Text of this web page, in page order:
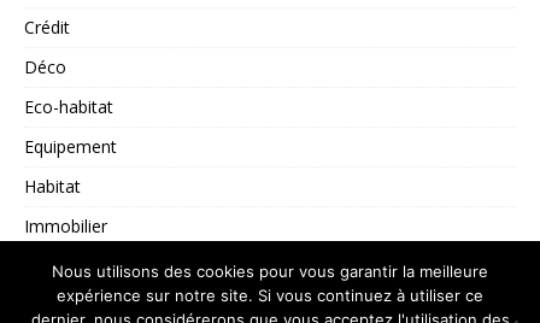
Crédit
Déco
Eco-habitat
Equipement
Habitat
Immobilier
Non classé
Nous utilisons des cookies pour vous garantir la meilleure
expérience sur notre site. Si vous continuez à utiliser ce